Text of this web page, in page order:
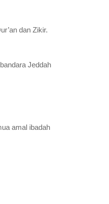
dan Zikir.
Jeddah
amal ibadah